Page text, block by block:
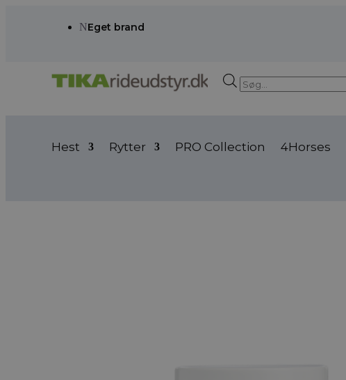
NEget brand
Products
search
Hest Rytter PRO Collection 4Horses